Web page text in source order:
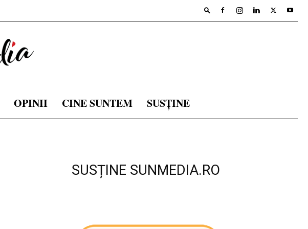
OPINII CINE SUNTEM SUSȚINE
SUSȚINE SUNMEDIA.RO